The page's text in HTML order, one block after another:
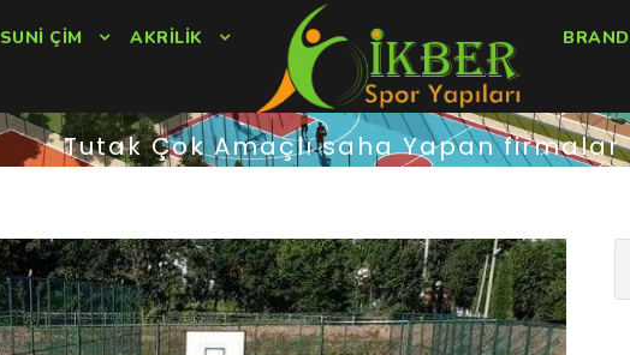
SUNI ÇIM AKRILIK
Tutak Çok Amaçlı saha Yapan firmalar